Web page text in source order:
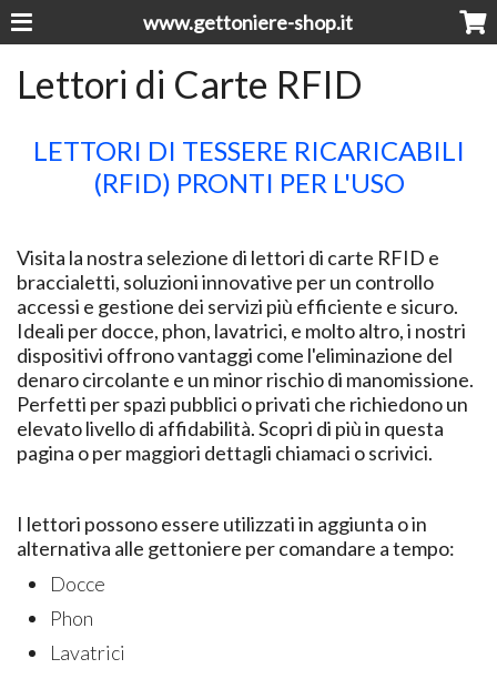
www.gettoniere-shop.it
Lettori di Carte RFID
LETTORI DI TESSERE RICARICABILI
(RFID) PRONTI PER L'USO
Visita la nostra selezione di lettori di carte RFID e
braccialetti, soluzioni innovative per un controllo
accessi e gestione dei servizi più efficiente e sicuro.
Ideali per docce, phon, lavatrici, e molto altro, i nostri
dispositivi offrono vantaggi come l'eliminazione del
denaro circolante e un minor rischio di manomissione.
Perfetti per spazi pubblici o privati che richiedono un
elevato livello di affidabilità. Scopri di più in questa
pagina o per maggiori dettagli chiamaci o scrivici.
I lettori possono essere utilizzati in aggiunta o in
alternativa alle gettoniere per comandare a tempo:
Docce
Phon
Lavatrici